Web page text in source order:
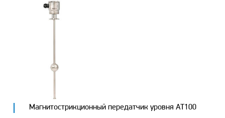
Магнитострикционный передатчик уровня AT100